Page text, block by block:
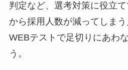
判定など、選考対策に役立
から採用人数が減ってしまう
WEBテストで足切りにあわ
う。